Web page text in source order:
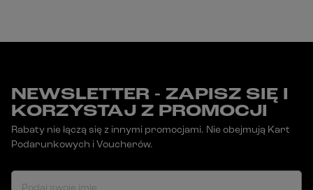
NEWSLETTER - ZAPISZ SIĘ I
KORZYSTAJ Z PROMOCJI
Rabaty nie łączą się z innymi promocjami. Nie obejmują Kart
Podarunkowych i Voucherów.